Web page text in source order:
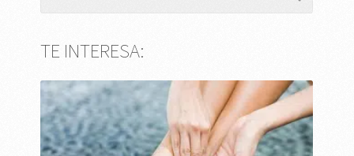
TE INTERESA: